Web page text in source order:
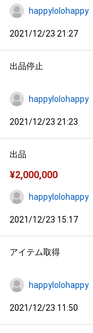
happylolohappy
2021/12/23 21:27
出品停止
happylolohappy
2021/12/23 21:23
出品
¥2,000,000
happylolohappy
2021/12/23 15:17
アイテム取得
happylolohappy
2021/12/23 11:50